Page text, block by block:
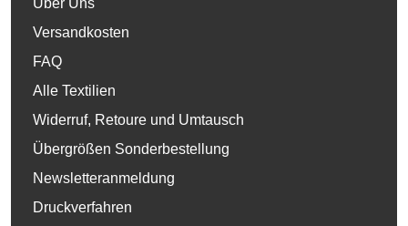
Versandkosten
FAQ
Alle Textilien
Widerruf, Retoure und Umtausch
Übergrößen Sonderbestellung
Newsletteranmeldung
Druckverfahren